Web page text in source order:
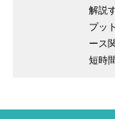
解説
プッ
ース
短時